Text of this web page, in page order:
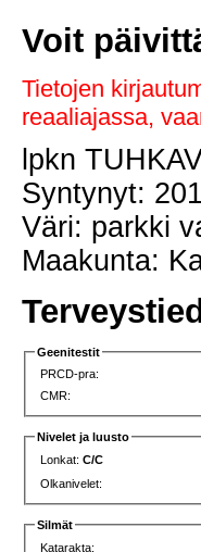
Voit
Tietojen
reaaliajassa,
lpkn
Syntynyt:
Väri: parkki
Maakunta:
Geenitestit
PRCD-pra:
CMR:
Nivelet ja luusto
Lonkat:C/C
Olkanivelet:
Silmät
Katarakta: